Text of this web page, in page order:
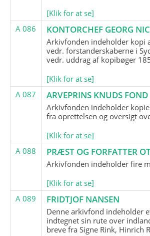
[Klik for at se]
A 086
KONTORCHEF GEORG
Arkivfonden indeholder kopi
vedr. forstanderskaberne i
vedr. uddrag af kopibøger
[Klik for at se]
A 087
ARVEPRINS KNUDS FOND
Arkivfonden indeholder
fra oprettelsen og oversigt
[Klik for at se]
A 088
PRÆST OG FORFATTER
Arkivfonden indeholder fire
[Klik for at se]
A 089
FRIDTJOF NANSEN
Denne arkivfond indeholder
indtegnet sin rute over
breve fra Signe Rink, Hinrich